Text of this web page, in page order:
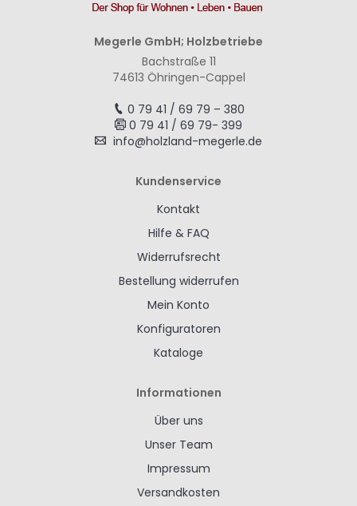
Megerle GmbH; Holzbetriebe
Bachstraße 11
74613 Öhringen-Cappel
0 79 41 / 69 79 – 380
0 79 41 / 69 79- 399
info@holzland-megerle.de
Kundenservice
Kontakt
Hilfe & FAQ
Widerrufsrecht
Bestellung widerrufen
Mein Konto
Konfiguratoren
Kataloge
Informationen
Über uns
Unser Team
Impressum
Versandkosten